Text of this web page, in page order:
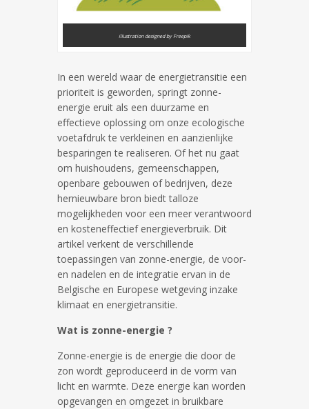
illustration designed by Freepik
In een wereld waar de energietransitie een
prioriteit is geworden, springt zonne-
energie eruit als een duurzame en
effectieve oplossing om onze ecologische
voetafdruk te verkleinen en aanzienlijke
besparingen te realiseren. Of het nu gaat
om huishoudens, gemeenschappen,
openbare gebouwen of bedrijven, deze
hernieuwbare bron biedt talloze
mogelijkheden voor een meer verantwoord
en kosteneffectief energieverbruik. Dit
artikel verkent de verschillende
toepassingen van zonne-energie, de voor-
en nadelen en de integratie ervan in de
Belgische en Europese wetgeving inzake
klimaat en energietransitie.
Wat is zonne-energie ?
Zonne-energie is de energie die door de
zon wordt geproduceerd in de vorm van
licht en warmte. Deze energie kan worden
opgevangen en omgezet in bruikbare